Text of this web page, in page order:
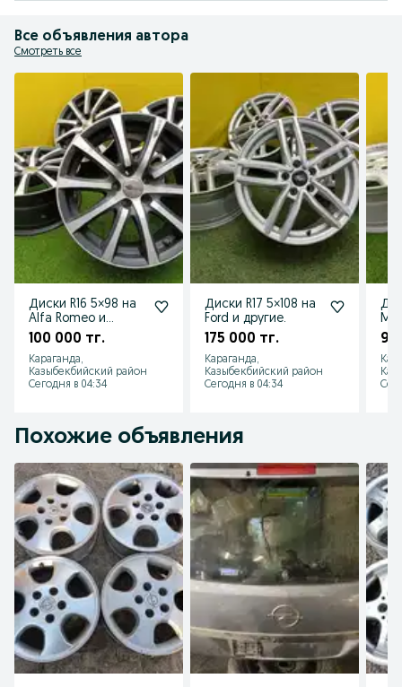
Все объявления автора
Смотреть все
Диски R16 5×98 на
Alfa Romeo и
другие.
100 000 тг.
Караганда,
Казыбекбийский район
Сегодня в 04:34
Диски R17 5×108 на
Ford и другие.
175 000 тг.
Караганда,
Казыбекбийский район
Сегодня в 04:34
90
Похожие объявления